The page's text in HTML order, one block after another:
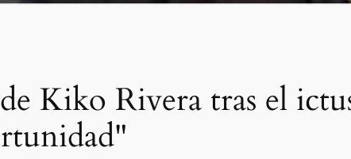
Kiko Rivera tras el